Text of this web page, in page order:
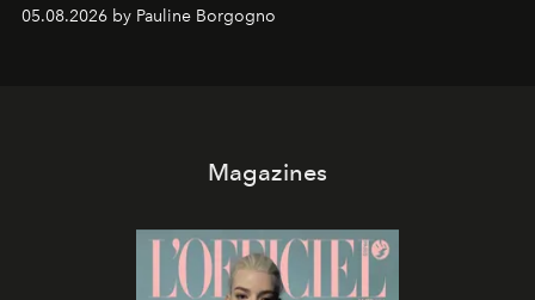
05.08.2026 by Pauline Borgogno
Magazines